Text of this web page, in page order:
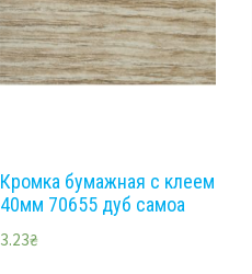
Кромка бумажная с клеем
40мм 70655 дуб самоа
3.23₴